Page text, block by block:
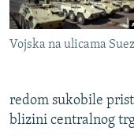
Vojska na ulicama
redom sukobile
blizini centralnog